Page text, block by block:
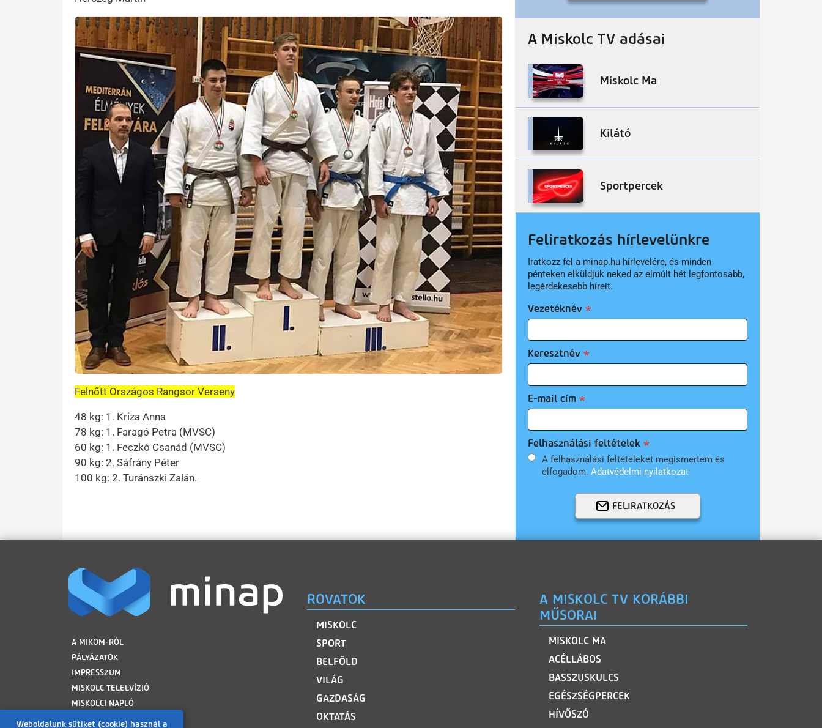
Weboldalunk sütiket (cookie) használ a
Felnőtt Országos Rangsor Verseny
48 kg: 1. Kriza Anna
78 kg: 1. Faragó Petra (MVSC)
60 kg: 1. Feczkó Csanád (MVSC)
90 kg: 2. Sáfrány Péter
100 kg: 2. Turánszki Zalán.
A Miskolc TV adásai
Miskolc Ma
Kilátó
Sportpercek
Feliratkozás hírlevelünkre
Iratkozz fel a minap.hu hírlevelére, és minden
pénteken elküldjük neked az elmúlt hét legfontosabb,
legérdekesebb híreit.
Vezetéknév
Keresztnév
E-mail cím
Felhasználási feltételek
A felhasználási feltételeket megismertem és
elfogadom. Adatvédelmi nyilatkozat
FELIRATKOZÁS
LÁBLÉC
A MIKOM-RÓL
PÁLYÁZATOK
IMPRESSZUM
MISKOLC TELELVÍZIÓ
MISKOLCI NAPLÓ
MINAP ARCHÍVUM
ROVATOK
MISKOLC
SPORT
BELFÖLD
VILÁG
GAZDASÁG
OKTATÁS
A MISKOLC TV KORÁBBI
MŰSORAI
MISKOLC MA
ACÉLLÁBOS
BASSZUSKULCS
EGÉSZSÉGPERCEK
HÍVŐSZÓ